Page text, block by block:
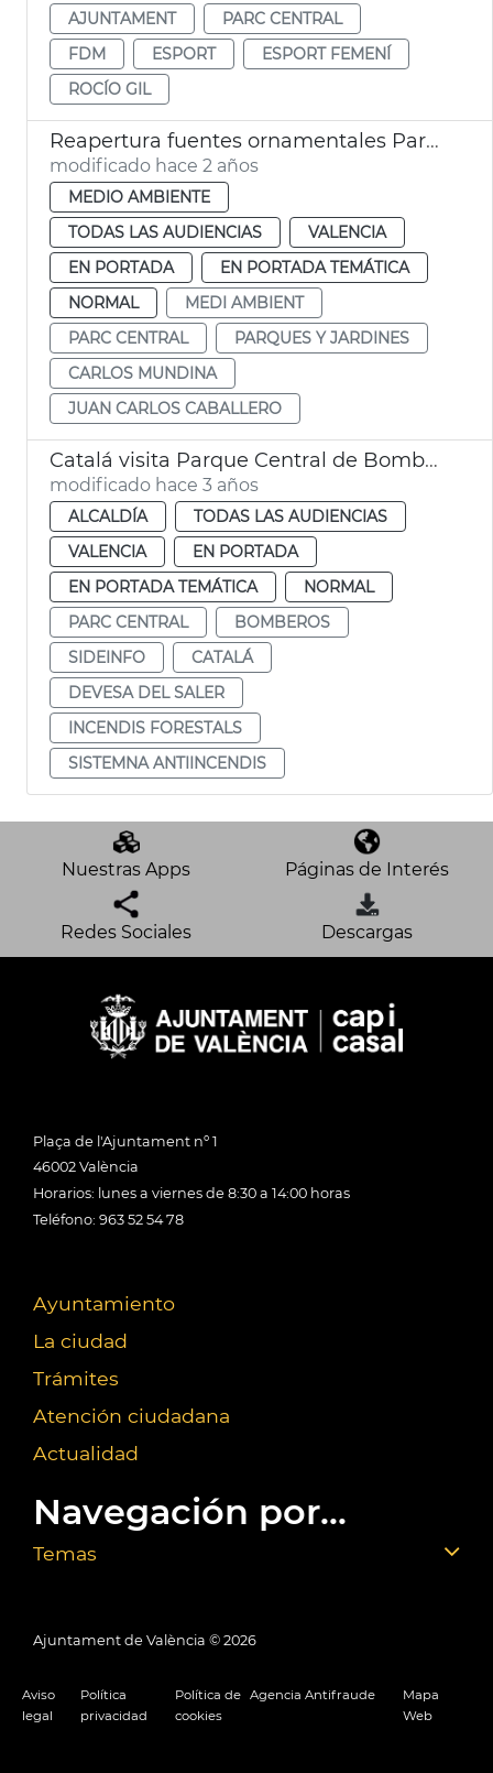
AJUNTAMENT
PARC CENTRAL
FDM
ESPORT
ESPORT FEMENÍ
ROCÍO GIL
Reapertura fuentes ornamentales Parque Central
modificado hace 2 años
MEDIO AMBIENTE
TODAS LAS AUDIENCIAS
VALENCIA
EN PORTADA
EN PORTADA TEMÁTICA
NORMAL
MEDI AMBIENT
PARC CENTRAL
PARQUES Y JARDINES
CARLOS MUNDINA
JUAN CARLOS CABALLERO
Catalá visita Parque Central de Bomberos
modificado hace 3 años
ALCALDÍA
TODAS LAS AUDIENCIAS
VALENCIA
EN PORTADA
EN PORTADA TEMÁTICA
NORMAL
PARC CENTRAL
BOMBEROS
SIDEINFO
CATALÁ
DEVESA DEL SALER
INCENDIS FORESTALS
SISTEMNA ANTIINCENDIS
Nuestras Apps Páginas de Interés
Redes Sociales Descargas
Plaça de l'Ajuntament nº 1
46002 València
Horarios: lunes a viernes de 8:30 a 14:00 horas
Teléfono: 963 52 54 78
Ayuntamiento
La ciudad
Trámites
Atención ciudadana
Actualidad
Navegación por...
Temas
Ajuntament de València © 2026
Aviso
legal
Política
privacidad
Política de
cookies
Agencia Antifraude
Mapa
Web